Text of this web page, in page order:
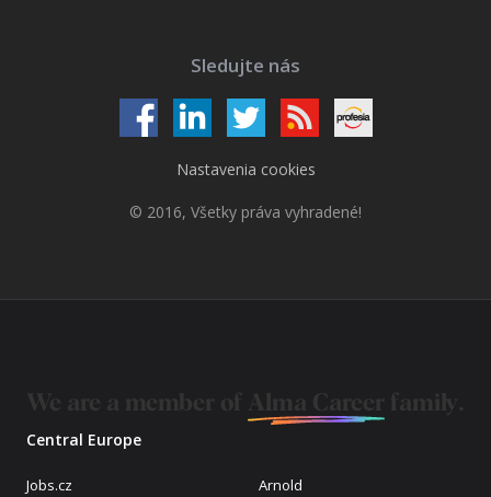
Sledujte nás
Nastavenia cookies
© 2016, Všetky práva vyhradené!
Central Europe
Jobs.cz
Arnold